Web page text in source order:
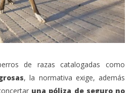
de razas catalogadas como
, la normativa exige, además
una póliza de seguro no